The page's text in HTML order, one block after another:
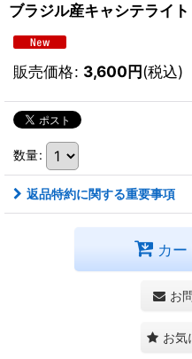
ブラジル産キャシテライト
販売価格: 3,600円(税込)
数量:
返品特約に関する重要事項
カー
お
お気